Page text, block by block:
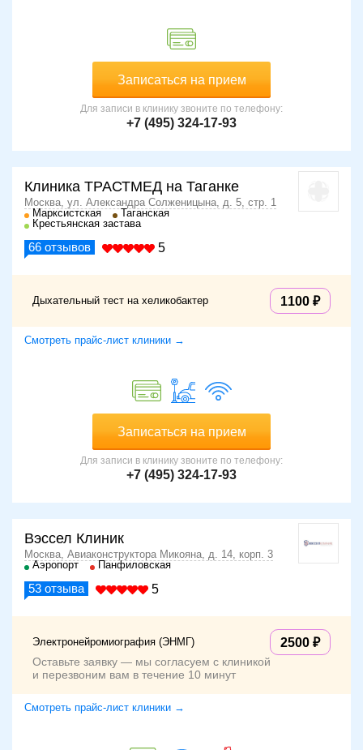
Записаться на прием
Для записи в клинику звоните по телефону:
+7 (495) 324-17-93
Клиника ТРАСТМЕД на Таганке
Москва, ул. Александра Солженицына, д. 5, стр. 1
Марксистская
Таганская
Крестьянская застава
66 отзывов 5
Дыхательный тест на хеликобактер 1100
Смотреть прайс-лист клиники →
Записаться на прием
Для записи в клинику звоните по телефону:
+7 (495) 324-17-93
Вэссел Клиник
Москва, Авиаконструктора Микояна, д. 14, корп. 3
Аэропорт
Панфиловская
53 отзыва 5
Электронейромиография (ЭНМГ) 2500
Оставьте заявку — мы согласуем с клиникой
и перезвоним вам в течение 10 минут
Смотреть прайс-лист клиники →